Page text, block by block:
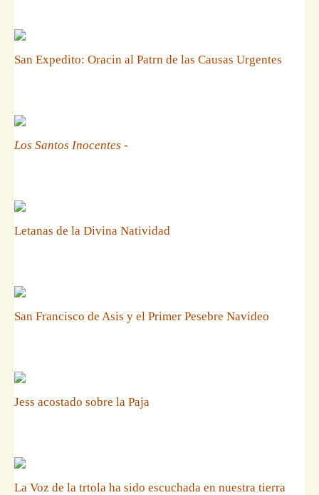
San Expedito: Oracin al Patrn de las Causas Urgentes
Los Santos Inocentes -
Letanas de la Divina Natividad
San Francisco de Asis y el Primer Pesebre Navideo
Jess acostado sobre la Paja
La Voz de la trtola ha sido escuchada en nuestra tierra